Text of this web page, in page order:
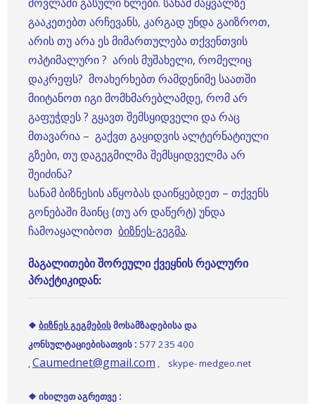
გააკეთებთ არჩევანს, კარგად უნდა გაიზროთ,
არის თუ არა ეს მიმართულება თქვენთვის
ოპტიმალური ? არის მუშახელი, რომელიც
დაკრეფს? მოახერხებთ რამდენიმე საათში
მიიტანოთ იგი მომხმარებლამდე, რომ არ
გაფუჭდეს ? გყავთ შემსყიდველი და რაც
მთავარია – გაქვთ გაყიდვის ალტერნატიული
გზები, თუ დაგეგმილმა შემსყიდველმა არ
შეიძინა?
სანამ ბიზნესის აწყობას დაიწყებდეთ – თქვენს
გონებაში მაინც (თუ არ დაწერტ) უნდა
ჩამოაყალიბოთ ბიზნეს-გეგმა.
მაგალითები შორეული ქვეყნის რეალური
პრაქტიკიდან:
❖ ბიზნეს გეგმებისმოსამზადებისა და
კონსულტაციებისათვის : 577 235 400
,Caumednet@gmail.com , skype- medgeo.net
❖ იხილეთ აგრეთვე :